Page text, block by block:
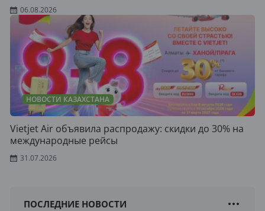
06.08.2026
НОВОСТИ КАЗАХСТАНА
Vietjet Air объявила распродажу: скидки до 30% на
международные рейсы
31.07.2026
ПОСЛЕДНИЕ НОВОСТИ